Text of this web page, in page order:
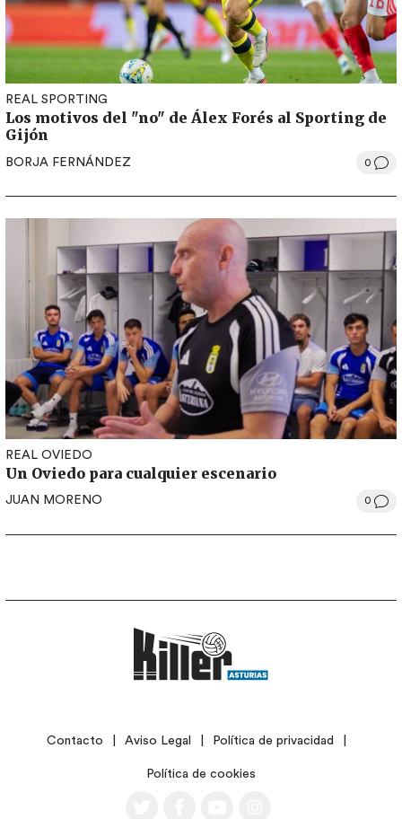
REAL SPORTING
Los motivos del "no" de Álex Forés al Sporting de
Gijón
BORJA FERNÁNDEZ 0
REAL OVIEDO
Un Oviedo para cualquier escenario
JUAN MORENO 0
LEGALContacto Aviso Legal Política de privacidad
Política de cookies